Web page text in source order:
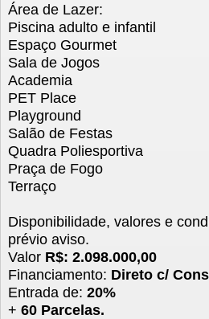
Área de Lazer:
Piscina adulto e infantil
Espaço Gourmet
Sala de Jogos
Academia
PET Place
Playground
Salão de Festas
Quadra Poliesportiva
Praça de Fogo
Terraço
Disponibilidade, valores e
prévio aviso.
Valor R$: 2.098.000,00
Financiamento: Direto c/
Entrada de: 20%
+ 60 Parcelas.